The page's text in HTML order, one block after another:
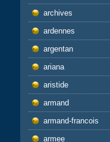
archives
ardennes
argentan
ariana
aristide
armand
armand-francois
armee